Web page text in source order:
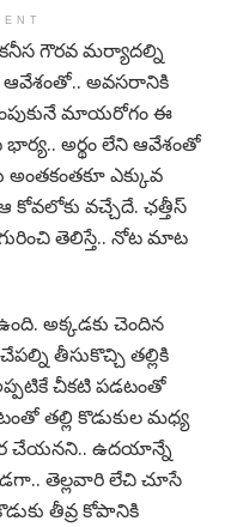
గౌరవ మర్యాదల్ని
ఆవేశంతో.. అవసరానికి
మాయరోగం ఈ
భార్య.. అర్థం లేని ఆవేశంతో
అంతకంతకూ ఎక్కువ
కోవలోకు వచ్చేదే. ఛత్తీస్
తెలిస్తే.. నోట మాట
అక్కడకు చెందిన
తీసుకొచ్చి తల్లికి
చీకటి పడటంతో
తల్లి కొడుకుల మధ్య
చేయనని.. ఉదయాన్నే
తెల్లవారి లేచి చూసే
తీవ్ర కోపానికి